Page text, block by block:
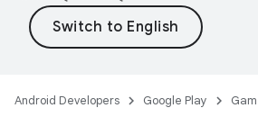
Android Developers Google Play